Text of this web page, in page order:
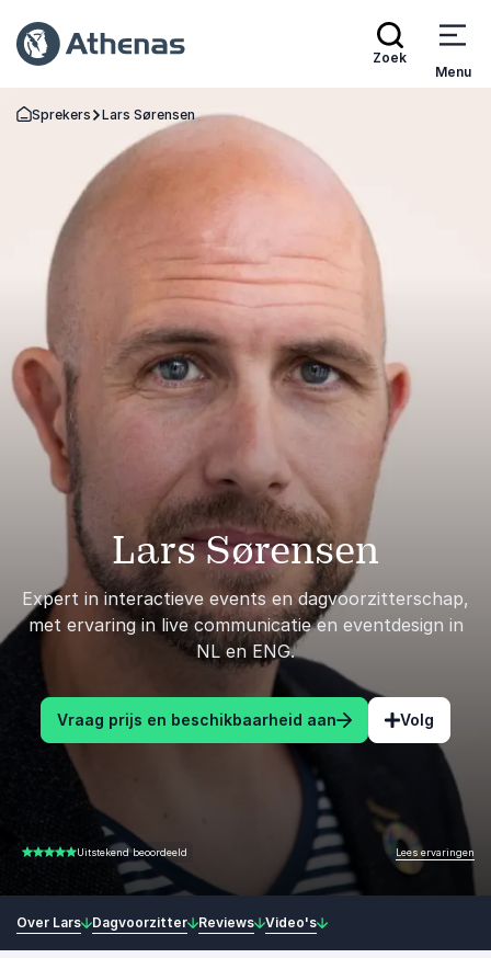
Zoek
Menu
Terug naar de startpagina
Sprekers Lars Sørensen
Lars Sørensen
Expert in interactieve events en dagvoorzitterschap,
met ervaring in live communicatie en eventdesign in
NL en ENG.
Vraag prijs en beschikbaarheid aan Volg
5.00 van 5 Uitstekend beoordeeld Lees ervaringen
Over Lars Dagvoorzitter Reviews Video's